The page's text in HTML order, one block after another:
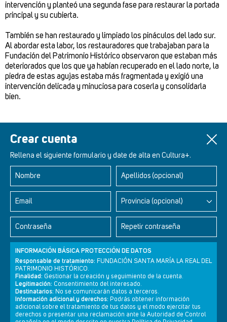
Crear cuenta
Rellena el siguiente formulario y date de alta en Cultura+.
Nombre Apellidos (opcional)
Email Provincia (opcional)
Contraseña Repetir contraseña
INFORMACIÓN BÁSICA PROTECCIÓN DE DATOS
Responsable de tratamiento: FUNDACIÓN SANTA MARÍA LA REAL DEL
PATRIMONIO HISTÓRICO.
Finalidad: Gestionar la creación y seguimiento de la cuenta.
Legitimación: Consentimiento del interesado.
Destinatarios: No se comunicarán datos a terceros.
Información adicional y derechos: Podrás obtener información
adicional sobre el tratamiento de tus datos y el modo ejercitar tus
derechos o presentar una reclamación ante la Autoridad de Control
intervención y planteó una segunda fase para restaurar la portada
principal y su cubierta.
También se han restaurado y limpiado los pináculos del lado sur.
Al abordar esta labor, los restauradores que trabajaban para la
Fundación del Patrimonio Histórico observaron que estaban más
deteriorados que los que ya habían recuperado en el lado norte, la
piedra de estas agujas estaba más fragmentada y exigió una
intervención delicada y minuciosa para coserla y consolidarla
bien.
Retablos Renacentistas Este de León
Newsletter Aviso legal Política de privacidad Política de cookies